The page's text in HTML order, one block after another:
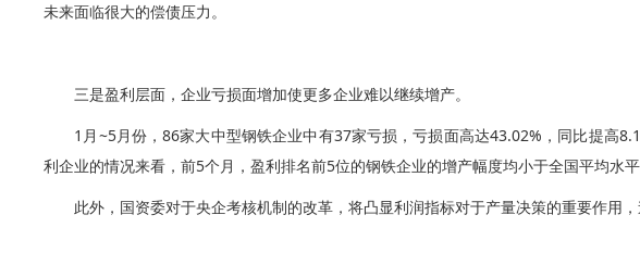
未来面临很大的偿债压力。
三是盈利层面，企业亏损面增加使更多企业难以继续增产。
1月~5月份，86家大中型钢铁企业中有37家亏损，亏损面高达43.02%，同比提高
利企业的情况来看，前5个月，盈利排名前5位的钢铁企业的增产幅度均小于全国平均水
此外，国资委对于央企考核机制的改革，将凸显利润指标对于产量决策的重要作用